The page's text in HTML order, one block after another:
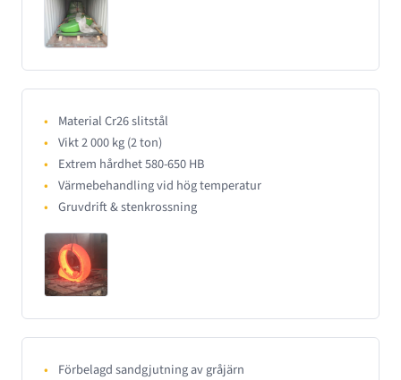
Material Cr26 slitstål
Vikt 2 000 kg (2 ton)
Extrem hårdhet 580-650 HB
Värmebehandling vid hög temperatur
Gruvdrift & stenkrossning
Förbelagd sandgjutning av gråjärn